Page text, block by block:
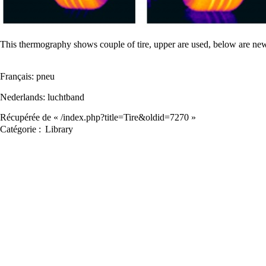
This thermography shows couple of tire, upper are used, below are
Français: pneu
Nederlands: luchtband
Récupérée de « /index.php?title=Tire&oldid=7270 »
Catégorie : Library